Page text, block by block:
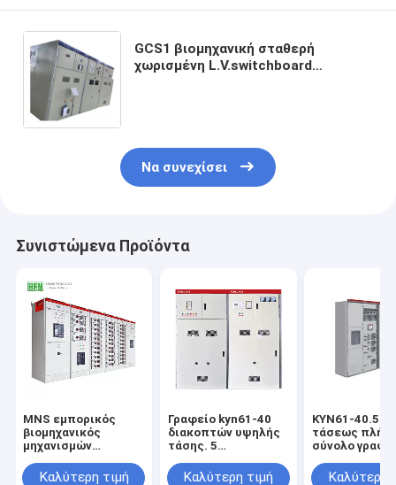
GCS1 βιομηχανική σταθερή
χωρισμένη L.V.switchboard
Να συνεχίσει
Συνιστώμενα Προϊόντα
MNS εμπορικός
βιομηχανικός
μηχανισμών
κιβωτίων διανομής
Καλύτερη τιμή
Γραφείο kyn61-40
διακοπτών υψηλής
τάσης. 5
μετακινούμενο μέσο
Καλύτερη τιμή
KYN61-40.5
τάσεως
σύνολο
ηλεκτρικού
Καλύτερη